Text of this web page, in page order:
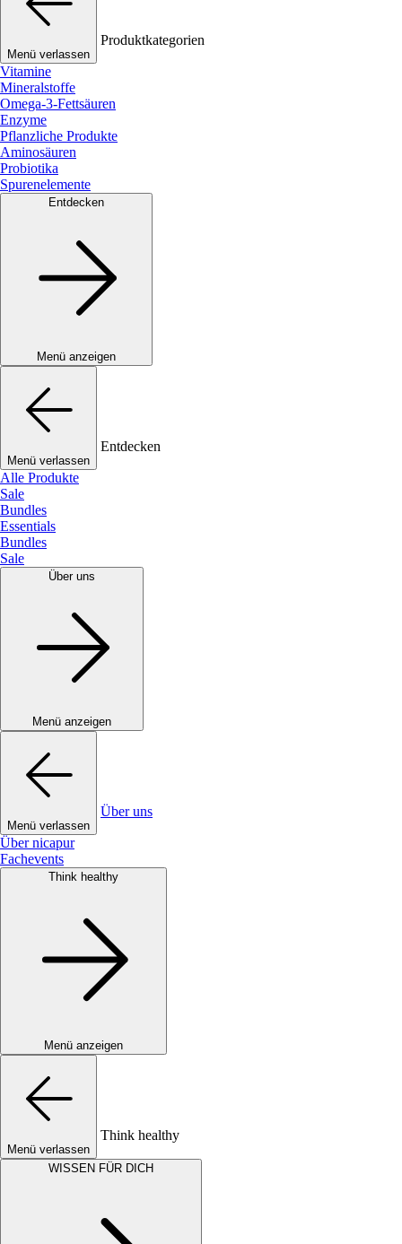
Menü verlassen
Produktkategorien
Vitamine
Mineralstoffe
Omega-3-Fettsäuren
Enzyme
Pflanzliche Produkte
Aminosäuren
Probiotika
Spurenelemente
Entdecken
Menü anzeigen
Menü verlassen
Entdecken
Alle Produkte
Sale
Bundles
Essentials
Bundles
Sale
Über uns
Menü anzeigen
Menü verlassen
Über uns
Über nicapur
Fachevents
Think healthy
Menü anzeigen
Menü verlassen
Think healthy
WISSEN FÜR DICH